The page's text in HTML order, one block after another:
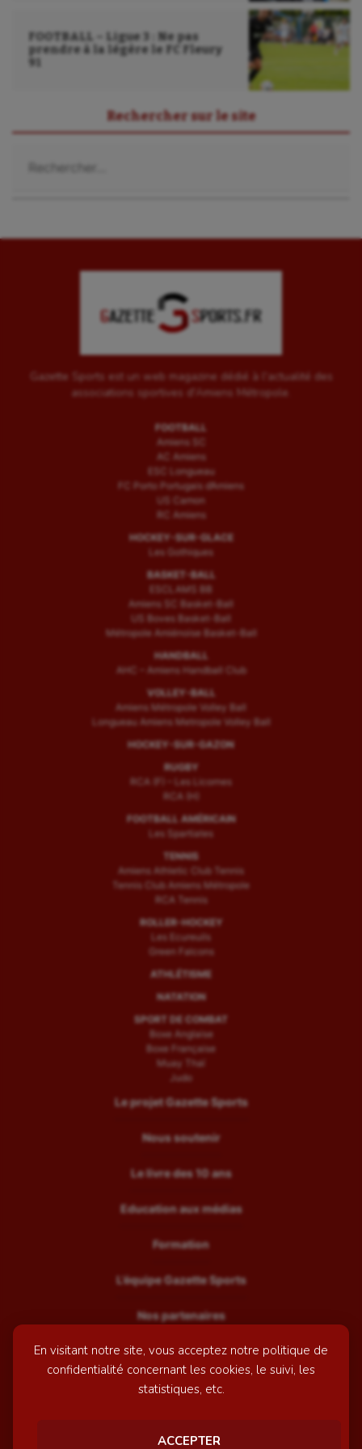
En visitant notre site, vous acceptez notre politique de
confidentialité concernant les cookies, le suivi, les
statistiques, etc.
ACCEPTER
FOOTBALL – Ligue 3 : Ne pas
prendre à la légère le FC Fleury
91
Rechercher sur le site
Gazette Sports est un web magazine dédié à l'actualité des
associations sportives d'Amiens Métropole.
FOOTBALL
Amiens SC
AC Amiens
ESC Longueau
FC Porto Portugais d’Amiens
US Camon
RC Amiens
HOCKEY-SUR-GLACE
Les Gothiques
BASKET-BALL
ESCLAMS BB
Amiens SC Basket-Ball
US Boves Basket-Ball
Métropole Amiénoise Basket-Ball
HANDBALL
AHC – Amiens Handball Club
VOLLEY-BALL
Amiens Métropole Volley Ball
Longueau Amiens Metropole Volley Ball
HOCKEY-SUR-GAZON
RUGBY
RCA (F) – Les Licornes
RCA (H)
FOOTBALL AMÉRICAIN
Les Spartiates
TENNIS
Amiens Athletic Club Tennis
Tennis Club Amiens Métropole
RCA Tennis
ROLLER-HOCKEY
Les Ecureuils
Green Falcons
ATHLÉTISME
NATATION
SPORT DE COMBAT
Boxe Anglaise
Boxe Française
Muay Thaï
Judo
Le projet Gazette Sports
Nous soutenir
Le livre des 10 ans
Education aux médias
Formation
L’équipe Gazette Sports
Nos partenaires
Recrutement
Mentions légales